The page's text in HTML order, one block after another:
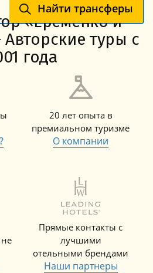
Найти трансферы
«Еременко и
туры с
года
20 лет опыта в
премиальном туризме
О компании
Прямые контакты с
лучшими
отельными брендами
Наши партнеры